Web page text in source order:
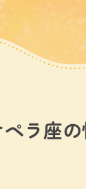
ラ座